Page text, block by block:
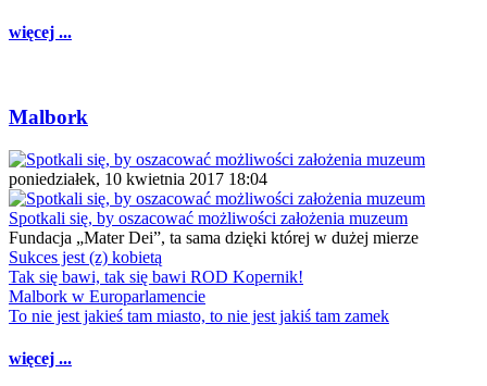
więcej ...
Malbork
poniedziałek, 10 kwietnia 2017 18:04
Spotkali się, by oszacować możliwości założenia muzeum
Fundacja „Mater Dei”, ta sama dzięki której w dużej mierze
Sukces jest (z) kobietą
Tak się bawi, tak się bawi ROD Kopernik!
Malbork w Europarlamencie
To nie jest jakieś tam miasto, to nie jest jakiś tam zamek
więcej ...